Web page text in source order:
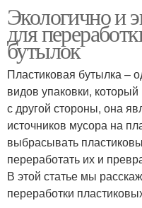
Экологично и
для
бутылок
Пластиковая бутылка –
видов упаковки,
с другой стороны, она
источников мусора на
выбрасывать
переработать их и
В этой статье мы
переработки